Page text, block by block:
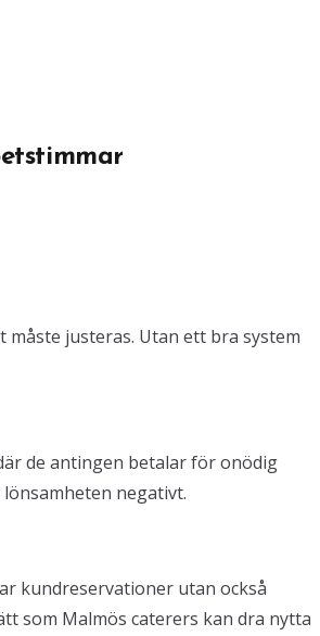
justeras. Utan ett bra system
de antingen betalar för onödig
negativt.
kundreservationer utan också
som Malmös caterers kan dra nytta